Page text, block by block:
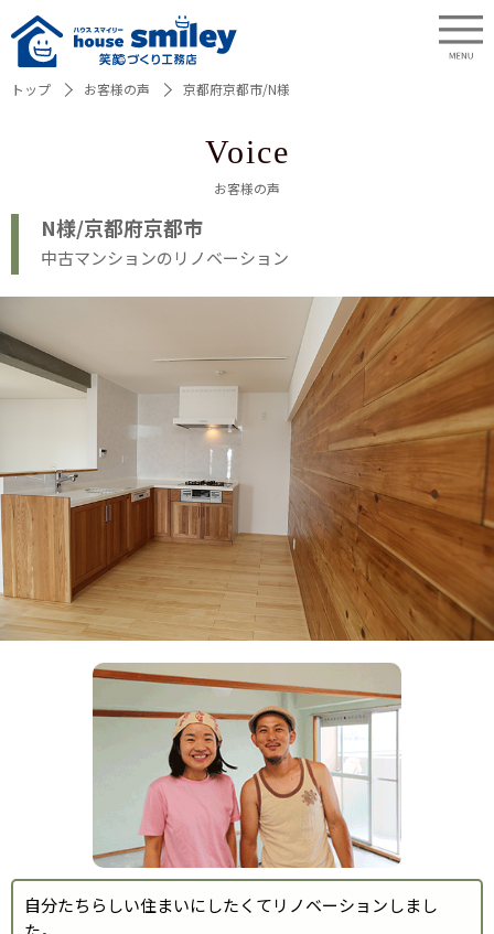
トップ お客様の声 京都府京都市/N様
Voice
お客様の声
N様/京都府京都市
中古マンションのリノベーション
自分たちらしい住まいにしたくてリノベーションしまし